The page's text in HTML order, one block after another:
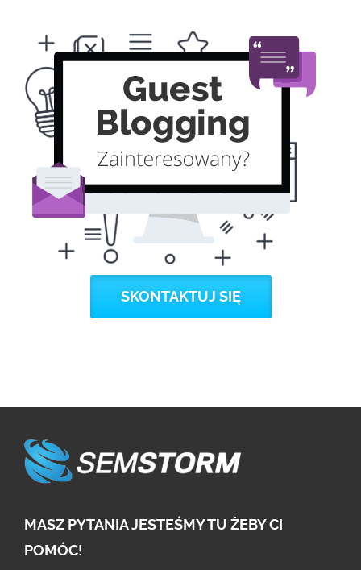
SKONTAKTUJ SIĘ
MASZ PYTANIA JESTEŚMY TU ŻEBY CI
POMÓC!